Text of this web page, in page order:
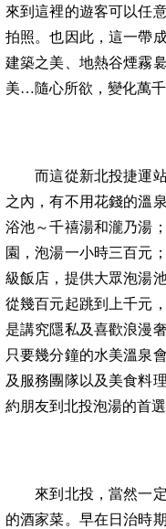
來到這裡的遊客可以任
拍照。也因此，這一帶
建築之美、地熱谷煙霧
美…隨心所欲，變化萬千
而這從新北投捷運站
之內，有不用花錢的溫
浴池～千禧湯和瀧乃湯
園，泡湯一小時三百元
級飯店，提供大眾泡湯
從幾百元起跳到上千元
是講究隱私及喜歡浪漫
只要幾分鐘的水美溫泉
及服務團隊以及美食料
約朋友到北投泡湯的首選
來到北投，當然一定
的酒家菜。早在日治時